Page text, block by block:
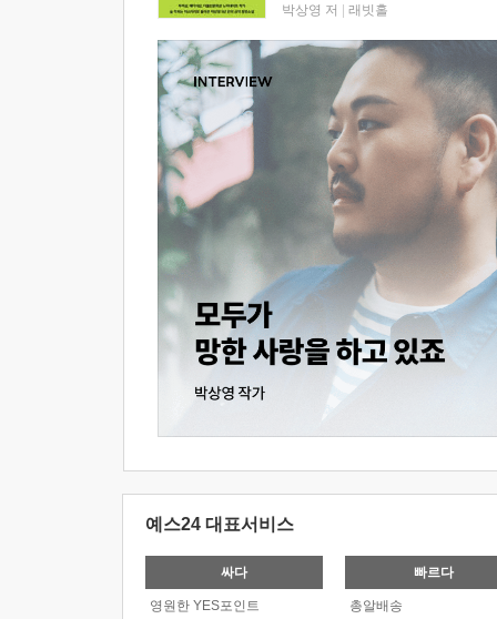
박상영 저 래빗홀
예스24 대표서비스
싸다
영원한 YES포인트
빠르다
총알배송